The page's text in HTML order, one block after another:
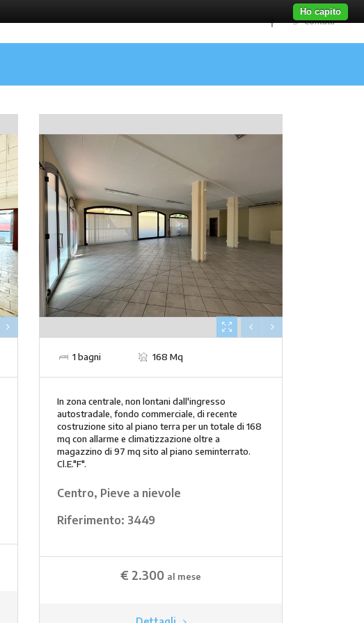
Contatti
1 bagni 168 Mq
In zona centrale, non lontani dall'ingresso
autostradale, fondo commerciale, di recente
costruzione sito al piano terra per un totale di 168
mq con allarme e climatizzazione oltre a
magazzino di 97 mq sito al piano seminterrato.
Cl.E."F".
Centro, Pieve a nievole
Riferimento: 3449
€ 2.300 al mese
Ho capito